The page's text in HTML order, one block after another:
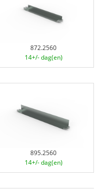
872.2560
14+/- dag(en)
895.2560
14+/- dag(en)